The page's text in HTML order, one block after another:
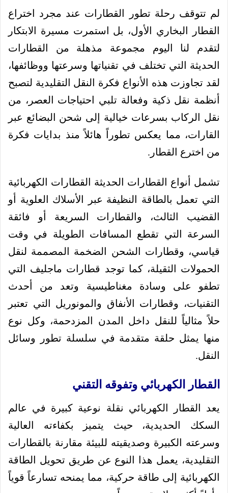
لم تتوقف رحلة تطور القطارات عند مجرد اختراع
القطار البخاري الأول، بل استمرت مسيرة الابتكار
لتقدم لنا اليوم مجموعة مذهلة من القطارات
الحديثة التي تختلف في تقنياتها وسرعتها ووظائفها،
لقد تجاوزت هذه الأنواع فكرة النقل التقليدية لتصبح
أنظمة نقل ذكية وفعالة تلبي احتياجات العصر، من
نقل الركاب بسرعات خيالية إلى شحن البضائع عبر
القارات، مما يعكس تطوراً هائلاً منذ بدايات فكرة
من اخترع القطار.
تشمل أنواع القطارات الحديثة القطارات الكهربائية
التي تعمل بالطاقة النظيفة عبر الأسلاك العلوية أو
القضيب الثالث، والقطارات السريعة أو فائقة
السرعة التي تقطع المسافات الطويلة في وقت
قياسي، وقطارات الشحن الضخمة المصممة لنقل
الحمولات الثقيلة، كما توجد قطارات ماجليف التي
تطفو على وسادة مغناطيسية وتعد من أحدث
التقنيات، وقطارات الأنفاق والمونوريل التي تعتبر
حلاً مثالياً للنقل داخل المدن المزدحمة، وكل نوع
منها يمثل حلقة متقدمة في سلسلة تطور وسائل
النقل.
القطار الكهربائي وتفوقه التقني
يعد القطار الكهربائي نقلة نوعية كبيرة في عالم
السكك الحديدية، حيث يتميز بكفاءته العالية
وسرعته الكبيرة وصديقيته للبيئة مقارنة بالقطارات
التقليدية، يعمل هذا النوع عن طريق تحويل الطاقة
الكهربائية إلى طاقة حركية، مما يمنحه تسارعاً قوياً